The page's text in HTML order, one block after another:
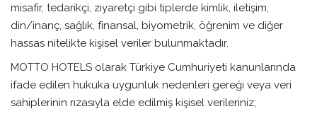
misafir, tedarikçi, ziyaretçi gibi tiplerde kimlik, iletişim,
din/inanç, sağlık, finansal, biyometrik, öğrenim ve diğer
hassas nitelikte kişisel veriler bulunmaktadır.
MOTTO HOTELS olarak Türkiye Cumhuriyeti kanunlarında
ifade edilen hukuka uygunluk nedenleri gereği veya veri
sahiplerinin rızasıyla elde edilmiş kişisel verileriniz;